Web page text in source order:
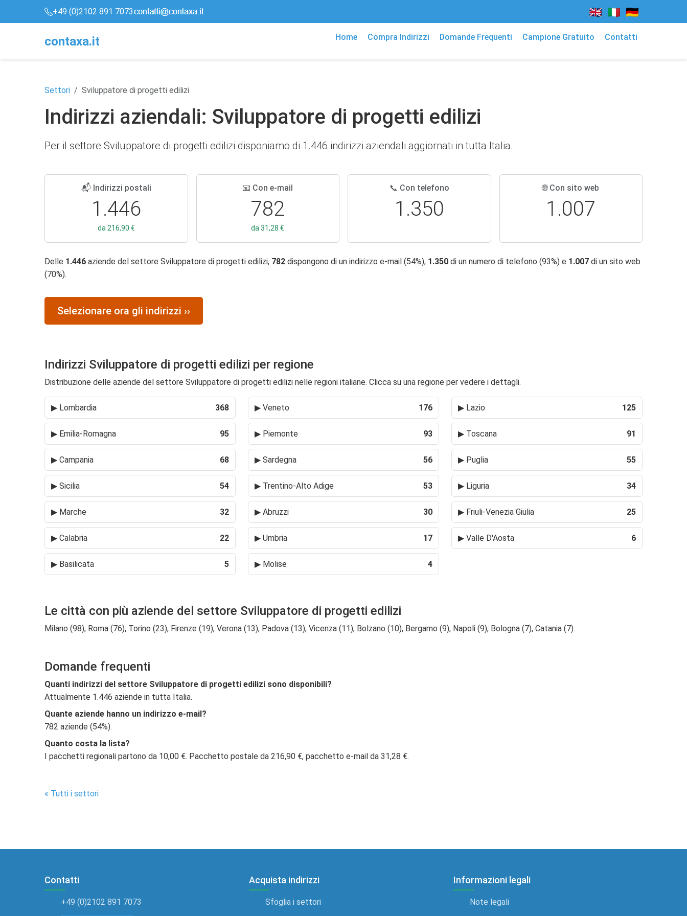
+49 (0)2102 891 7073
contaxa.it Home Compra Indirizzi Domande Frequenti Campione Gratuito Contatti
Settori Sviluppatore di progetti edilizi
Indirizzi aziendali: Sviluppatore di progetti edilizi
Per il settore Sviluppatore di progetti edilizi disponiamo di 1.446 indirizzi aziendali aggiornati in tutta Italia.
📬 Indirizzi postali
1.446
da 216,90 €
📧 Con e-mail
782
da 31,28 €
📞 Con telefono
1.350
🌐 Con sito web
1.007
Delle 1.446 aziende del settore Sviluppatore di progetti edilizi, 782 dispongono di un indirizzo e-mail (54%), 1.350 di un numero di telefono (93%) e 1.007 di un sito web
(70%).
Selezionare ora gli indirizzi ››
Indirizzi Sviluppatore di progetti edilizi per regione
Distribuzione delle aziende del settore Sviluppatore di progetti edilizi nelle regioni italiane. Clicca su una regione per vedere i dettagli.
▶ Lombardia 368 ▶ Veneto 176 ▶ Lazio 125
▶ Emilia-Romagna 95 ▶ Piemonte 93 ▶ Toscana 91
▶ Campania 68 ▶ Sardegna 56 ▶ Puglia 55
▶ Sicilia 54 ▶ Trentino-Alto Adige 53 ▶ Liguria 34
▶ Marche 32 ▶ Abruzzi 30 ▶ Friuli-Venezia Giulia 25
▶ Calabria 22 ▶ Umbria 17 ▶ Valle D'Aosta 6
▶ Basilicata 5 ▶ Molise 4
Le città con più aziende del settore Sviluppatore di progetti edilizi
Milano (98), Roma (76), Torino (23), Firenze (19), Verona (13), Padova (13), Vicenza (11), Bolzano (10), Bergamo (9), Napoli (9), Bologna (7), Catania (7).
Domande frequenti
Quanti indirizzi del settore Sviluppatore di progetti edilizi sono disponibili?
Attualmente 1.446 aziende in tutta Italia.
Quante aziende hanno un indirizzo e-mail?
782 aziende (54%).
Quanto costa la lista?
I pacchetti regionali partono da 10,00 €. Pacchetto postale da 216,90 €, pacchetto e-mail da 31,28 €.
« Tutti i settori
Contatti
+49 (0)2102 891 7073
Acquista indirizzi
Sfoglia i settori
Informazioni legali
Note legali